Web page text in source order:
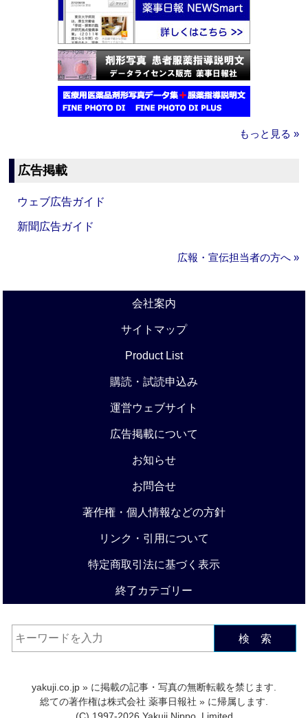
もっと見る »
広告掲載
ウェブ広告ガイド
新聞広告ガイド
広報・宣伝担当者の方へ »
会社案内
サイトマップ
Product List
購読・試読申込み
運営ウェブサイト
広告掲載について
お知らせ
お問合せ
著作権・個人情報などの方針
リンク・引用について
特定商取引法に基づく表示
終了カテゴリー
検 索
yakuji.co.jp » に掲載の記事・写真の無断転載を禁じます.
総ての著作権は株式会社 薬事日報社 » に帰属します.